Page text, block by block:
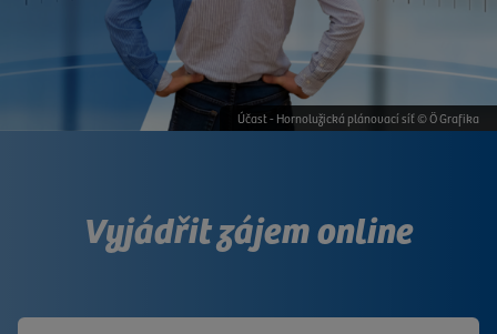
Účast - Hornolužická plánovací síť © Ö Grafika
Vyjádřit zájem online